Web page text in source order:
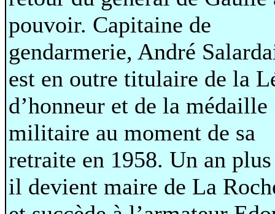
pouvoir. Capitaine de
gendarmerie, André
est en outre titulaire de la
d’honneur et de la médaille
militaire au moment de sa
retraite en 1958. Un an
il devient maire de La